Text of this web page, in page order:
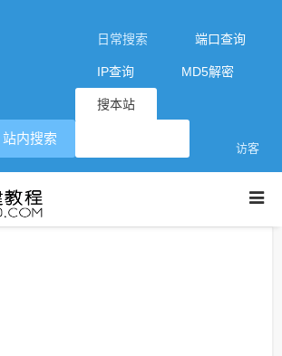
日常搜索 端口查询
IP查询 MD5解密
搜本站
访客
站内搜索